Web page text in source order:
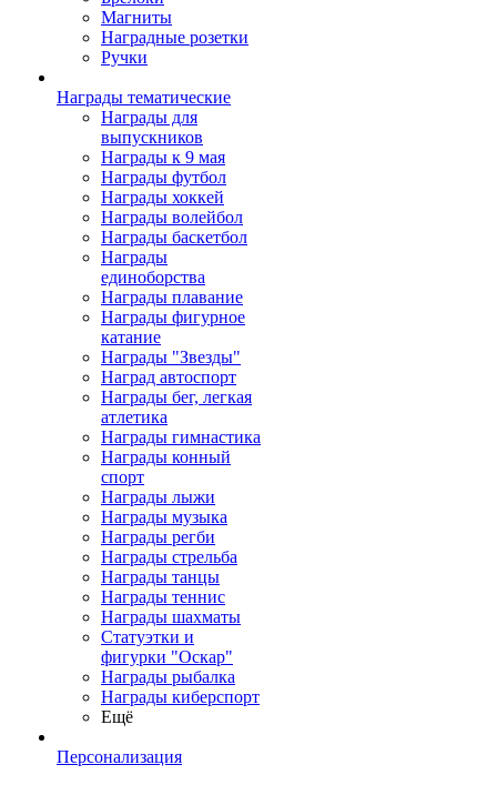
Магниты
Наградные розетки
Ручки
Награды тематические
Награды для
выпускников
Награды к 9 мая
Награды футбол
Награды хоккей
Награды волейбол
Награды баскетбол
Награды
единоборства
Награды плавание
Награды фигурное
катание
Награды "Звезды"
Наград автоспорт
Награды бег, легкая
атлетика
Награды гимнастика
Награды конный
спорт
Награды лыжи
Награды музыка
Награды регби
Награды стрельба
Награды танцы
Награды теннис
Награды шахматы
Статуэтки и
фигурки "Оскар"
Награды рыбалка
Награды киберспорт
Ещё
Персонализация